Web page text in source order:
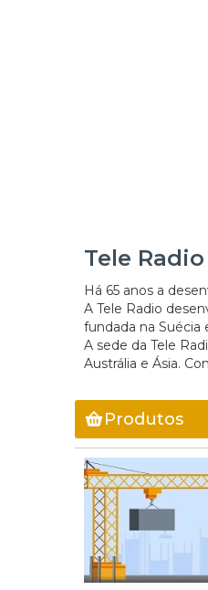
Tele Radio
Há 65 anos a
A Tele Radio
fundada na Suécia
A sede da Tele
Austrália e Ásia.
Produtos